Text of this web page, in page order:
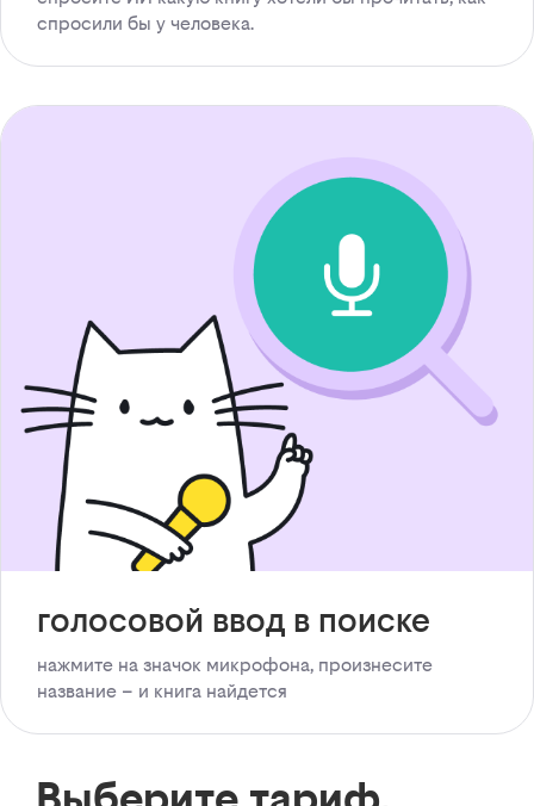
спросили бы у человека.
голосовой ввод в поиске
нажмите на значок микрофона, произнесите
название – и книга найдется